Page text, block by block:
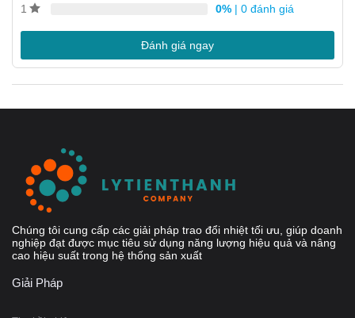
Không có Ron
1
0% | 0 đánh giá
Đánh giá ngay
Chúng tôi cung cấp các giải pháp trao đổi nhiệt tối ưu, giúp doanh
nghiệp đạt được mục tiêu sử dụng năng lượng hiệu quả và nâng
cao hiệu suất trong hệ thống sản xuất
Giải Pháp